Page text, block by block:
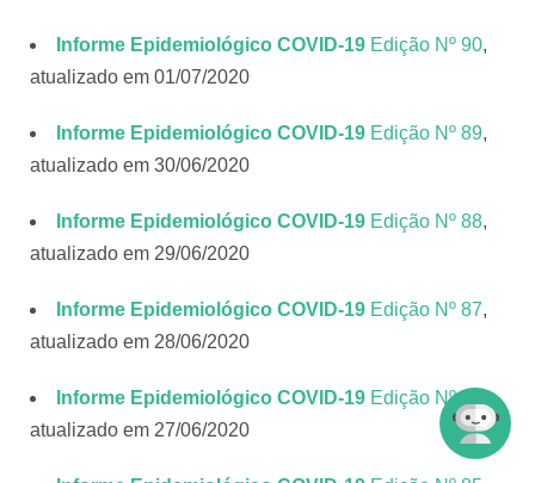
Informe Epidemiológico COVID-19 Edição Nº 90,
atualizado em 01/07/2020
Informe Epidemiológico COVID-19 Edição Nº 89,
atualizado em 30/06/2020
Informe Epidemiológico COVID-19 Edição Nº 88,
atualizado em 29/06/2020
Informe Epidemiológico COVID-19 Edição Nº 87,
atualizado em 28/06/2020
Informe Epidemiológico COVID-19 Edição Nº 86
atualizado em 27/06/2020